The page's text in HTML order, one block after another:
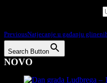
PreviousNatjecanje u gađanju
Search Button
NOVO